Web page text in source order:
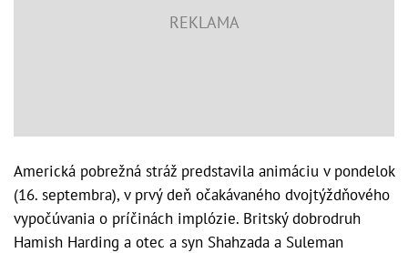
Americká pobrežná stráž predstavila animáciu v pondelok
(16. septembra), v prvý deň očakávaného dvojtýždňového
vypočúvania o príčinách implózie. Britský dobrodruh
Hamish Harding a otec a syn Shahzada a Suleman